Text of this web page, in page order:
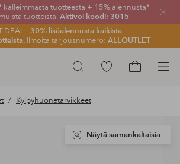
kalleimmasta tuotteesta + 15% alennusta*
tuotteista. Aktivoi koodi: 3015
DEAL -30% lisäalennusta kaikista
Ilmoita tarjousnumero: ALLOUTLET
Sulje
Hae
Siirry
Kylpyhuonetarvikkeet
Näytä samankaltaisia